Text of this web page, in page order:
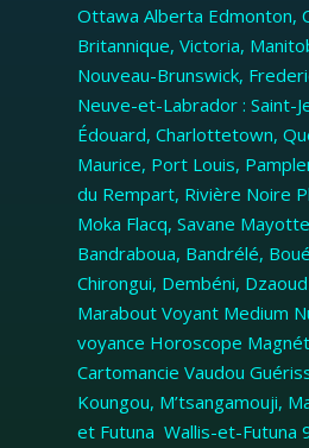
Ottawa Alberta Edmonton,
Britannique, Victoria,
Nouveau-Brunswick,
Neuve-et-Labrador : Saint-
Édouard, Charlottetown,
Maurice, Port Louis,
du Rempart, Rivière Noire
Moka Flacq, Savane
Bandraboua, Bandrélé,
Chirongui, Dembéni,
Marabout Voyant Medium
voyance Horoscope
Cartomancie Vaudou
Koungou, M’tsangamouji,
et Futuna Wallis-et-Futuna